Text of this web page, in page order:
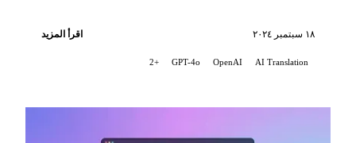
١٨ سبتمبر ٢٠٢٤ اقرأ المزيد
AI Translation
OpenAI
GPT-4o
+2